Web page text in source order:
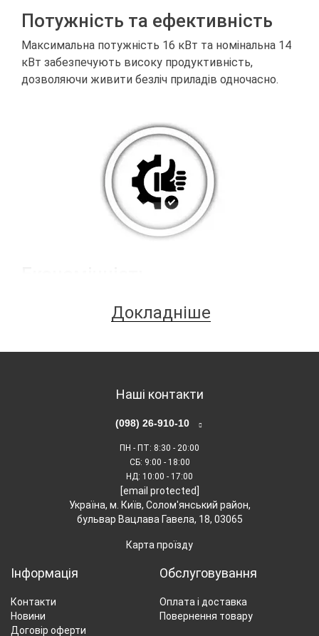
Потужність та ефективність
Максимальна потужність 16 кВт та номінальна 14
кВт забезпечують високу продуктивність,
дозволяючи живити безліч приладів одночасно.
на годину при номінальному навантаженні, що
використанні.
Автоматика та електростарт
Наявність системи автоматичного запуску та
забезпечуючи його швидкий запуск без
необхідності фізичного втручання.
Докладніше
Наші контакти
(098) 26-910-10
ПН - ПТ: 8:30 - 20:00
СБ: 9:00 - 18:00
НД: 10:00 - 17:00
[email protected]
Українa, м. Київ, Солом'янський район,
бульвар Вацлава Гавела, 18, 03065
Карта проїзду
Інформація
Контакти
Новини
Договір оферти
Обслуговування
Оплата і доставка
Повернення товару